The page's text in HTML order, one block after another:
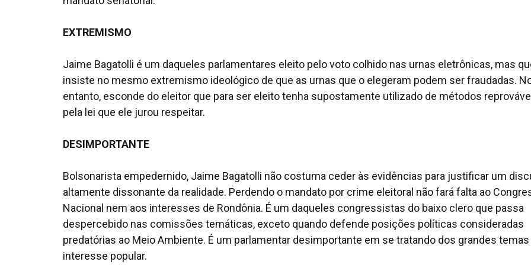
EXTREMISMO
Jaime Bagatolli é um daqueles parlamentares eleito pelo voto colhido nas urnas eletrônicas, mas
insiste no mesmo extremismo ideológico de que as urnas que o elegeram podem ser fraudadas.
entanto, esconde do eleitor que para ser eleito tenha supostamente utilizado de métodos
pela lei que ele jurou respeitar.
DESIMPORTANTE
Bolsonarista empedernido, Jaime Bagatolli não costuma ceder às evidências para justificar um
altamente dissonante da realidade. Perdendo o mandato por crime eleitoral não fará falta ao
Nacional nem aos interesses de Rondônia. É um daqueles congressistas do baixo clero que passa
despercebido nas comissões temáticas, exceto quando defende posições políticas consideradas
predatórias ao Meio Ambiente. É um parlamentar desimportante em se tratando dos grandes
interesse popular.